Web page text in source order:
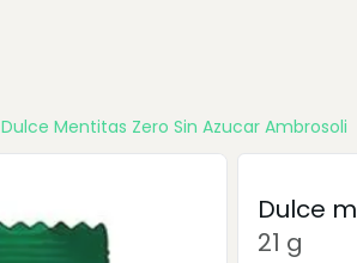
Dulce Mentitas Zero Sin Azucar Ambrosoli
Dulce
21 g